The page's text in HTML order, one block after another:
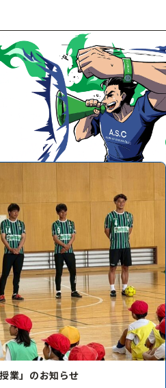
業」のお知らせ